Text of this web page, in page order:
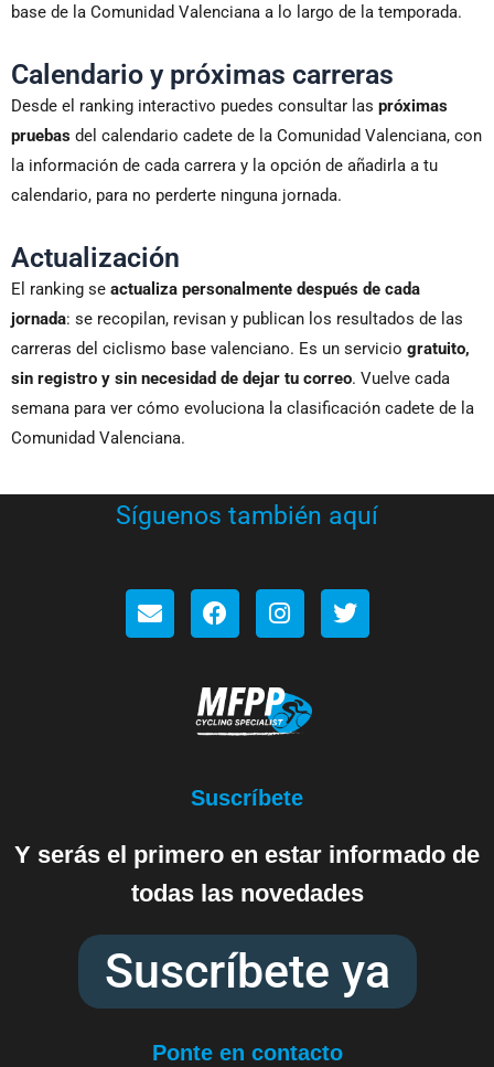
base de la Comunidad Valenciana a lo largo de la temporada.
Calendario y próximas carreras
Desde el ranking interactivo puedes consultar las próximas
pruebas del calendario cadete de la Comunidad Valenciana, con
la información de cada carrera y la opción de añadirla a tu
calendario, para no perderte ninguna jornada.
Actualización
El ranking se actualiza personalmente después de cada
jornada: se recopilan, revisan y publican los resultados de las
carreras del ciclismo base valenciano. Es un servicio gratuito,
sin registro y sin necesidad de dejar tu correo. Vuelve cada
semana para ver cómo evoluciona la clasificación cadete de la
Comunidad Valenciana.
Síguenos también aquí
Suscríbete
Y serás el primero en estar informado de
todas las novedades
Suscríbete ya
Ponte en contacto